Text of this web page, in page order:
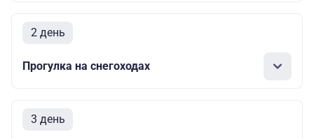
2 день
Прогулка на снегоходах
3 день